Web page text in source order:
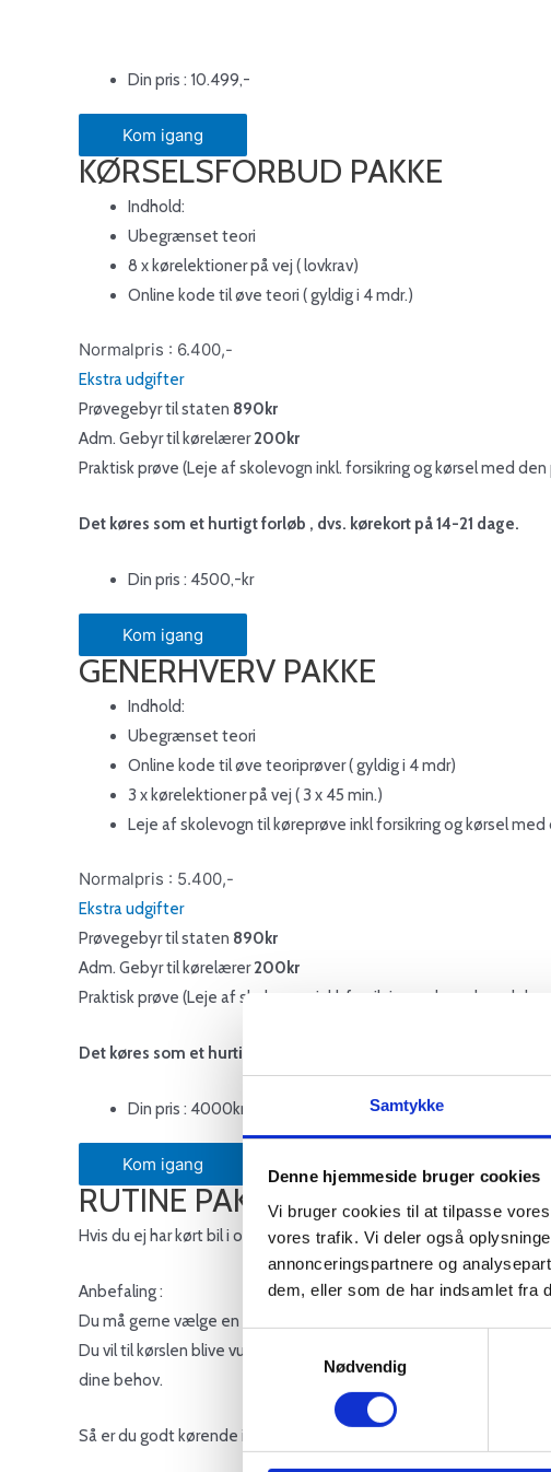
Samtykke
Denne hjemmeside bruger cookies
Vi bruger cookies til at tilpasse
vores trafik. Vi deler også
annonceringspartnere og
dem, eller som de har indsamlet fra
Nødvendig
Din pris : 10.499,-
Kom igang
KØRSELSFORBUD PAKKE
Indhold:
Ubegrænset teori
8 x kørelektioner på vej ( lovkrav)
Online kode til øve teori ( gyldig i 4 mdr.)
Normalpris : 6.400,-
Ekstra udgifter
Prøvegebyr til staten 890kr
Adm. Gebyr til kørelærer200kr
Praktisk prøve (Leje af skolevogn inkl. forsikring og kørsel med
Det køres som et hurtigt forløb , dvs. kørekort på 14-21 dage.
Din pris : 4500,-kr
Kom igang
GENERHVERV PAKKE
Indhold:
Ubegrænset teori
Online kode til øve teoriprøver ( gyldig i 4 mdr)
3 x kørelektioner på vej ( 3 x 45 min.)
Leje af skolevogn til køreprøve inkl forsikring og kørsel
Normalpris : 5.400,-
Ekstra udgifter
Prøvegebyr til staten 890kr
Adm. Gebyr til kørelærer200kr
Praktisk prøve (Leje af skolevogn inkl. forsikring og kørsel med
Det køres som et hurtigt forløb , dvs. kørekort på 14-21 dage.
Din pris : 4000kr
Kom igang
RUTINE PAKKE
Hvis du ej har kørt bil i over 3 år anbefales at køre minimum 5
Anbefaling :
Du må gerne vælge en kørsel på 45 min.
Du vil til kørslen blive vurderet og bedømt som til en køreprøve.
dine behov.
Så er du godt kørende igen !